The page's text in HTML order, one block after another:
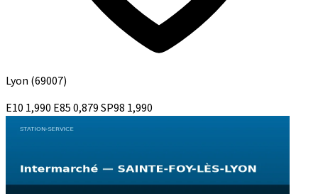
Lyon (69007)
E10 1,990 E850,879SP98 1,990